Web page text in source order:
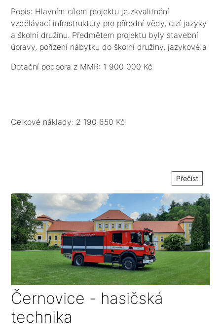
Popis: Hlavním cílem projektu je zkvalitnění
vzdělávací infrastruktury pro přírodní vědy, cizí jazyky
a školní družinu. Předmětem projektu byly stavební
úpravy, pořízení nábytku do školní družiny, jazykové a
Dotační podpora z MMR: 1 900 000 Kč
Celkové náklady: 2 190 650 Kč
Přečíst
Černovice - hasičská
technika